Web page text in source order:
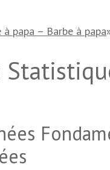
papa – Barbe à papa